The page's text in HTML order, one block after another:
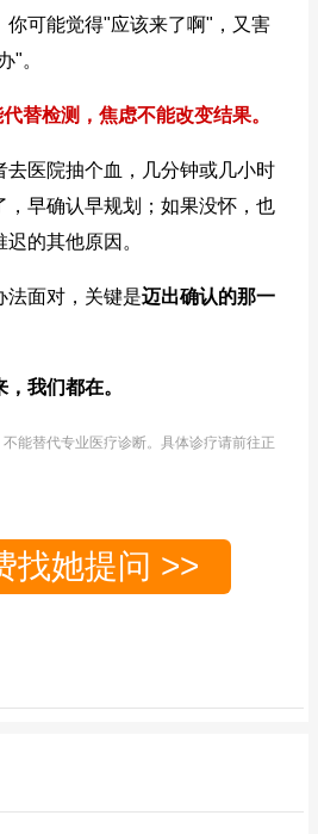
你可能觉得"应该来了啊"，又害
"。
替检测，焦虑不能改变结果。
去医院抽个血，几分钟或几小时
，早确认早规划；如果没怀，也
的其他原因。
法面对，关键是迈出确认的那一
我们都在。
能替代专业医疗诊断。具体诊疗请前往正
找她提问 >>